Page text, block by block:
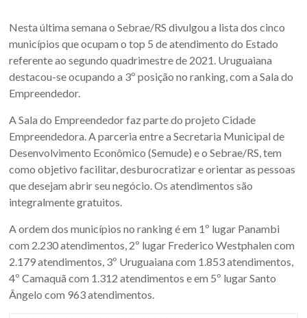
Nesta última semana o Sebrae/RS divulgou a lista dos cinco
municípios que ocupam o top 5 de atendimento do Estado
referente ao segundo quadrimestre de 2021. Uruguaiana
destacou-se ocupando a 3º posição no ranking, com a Sala do
Empreendedor.
A Sala do Empreendedor faz parte do projeto Cidade
Empreendedora. A parceria entre a Secretaria Municipal de
Desenvolvimento Econômico (Semude) e o Sebrae/RS, tem
como objetivo facilitar, desburocratizar e orientar as pessoas
que desejam abrir seu negócio. Os atendimentos são
integralmente gratuitos.
A ordem dos municípios no ranking é em 1º lugar Panambi
com 2.230 atendimentos, 2º lugar Frederico Westphalen com
2.179 atendimentos, 3º Uruguaiana com 1.853 atendimentos,
4º Camaquã com 1.312 atendimentos e em 5º lugar Santo
Ângelo com 963 atendimentos.